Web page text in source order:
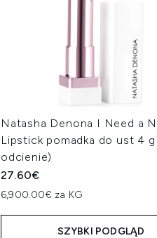
Natasha Denona I Need a
Lipstick pomadka do ust 4
odcienie)
27.60€
6,900.00€ za KG
SZYBKI PODGLĄD